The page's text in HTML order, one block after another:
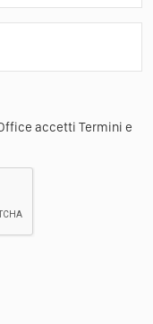
accetti Termini e